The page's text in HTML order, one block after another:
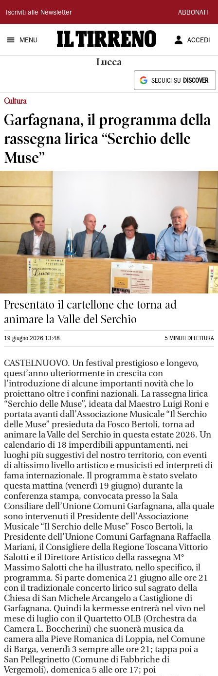
Il
Tirreno
Iscriviti alle Newsletter ABBONATI
MENU ACCEDI
Lucca
SEGUICI SU DISCOVER
Cultura
Garfagnana, il programma della
rassegna lirica “Serchio delle
Muse”
Presentato il cartellone che torna ad
animare la Valle del Serchio
19 giugno 2026 13:48 5 MINUTI DI LETTURA
CASTELNUOVO. Un festival prestigioso e longevo,
quest’anno ulteriormente in crescita con
l’introduzione di alcune importanti novità che lo
proiettano oltre i confini nazionali. La rassegna lirica
“Serchio delle Muse”, ideata dal Maestro Luigi Roni e
portata avanti dall’Associazione Musicale “Il Serchio
delle Muse” presieduta da Fosco Bertoli, torna ad
animare la Valle del Serchio in questa estate 2026. Un
calendario di 18 imperdibili appuntamenti, nei
luoghi più suggestivi del nostro territorio, con eventi
di altissimo livello artistico e musicisti ed interpreti di
fama internazionale. Il programma è stato svelato
questa mattina (venerdì 19 giugno) durante la
conferenza stampa, convocata presso la Sala
Consiliare dell’Unione Comuni Garfagnana, alla quale
sono intervenuti il Presidente dell’Associazione
Musicale “Il Serchio delle Muse” Fosco Bertoli, la
Presidente dell’Unione Comuni Garfagnana Raffaella
Mariani, il Consigliere della Regione Toscana Vittorio
Salotti e il Direttore Artistico della rassegna M°
Massimo Salotti che ha illustrato, nello specifico, il
programma. Si parte domenica 21 giugno alle ore 21
con il tradizionale concerto lirico sul sagrato della
Chiesa di San Michele Arcangelo a Castiglione di
Garfagnana. Quindi la kermesse entrerà nel vivo nel
mese di luglio con il Quartetto OLB (Orchestra da
Camera L. Boccherini) che suonerà musica da
camera alla Pieve Romanica di Loppia, nel Comune
di Barga, venerdì 3 sempre alle ore 21; tappa poi a
San Pellegrinetto (Comune di Fabbriche di
Vergemoli), domenica 5 alle ore 17; poi